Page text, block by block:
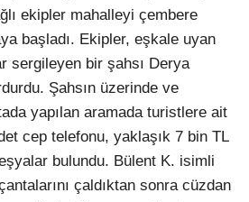
ekipler mahalleyi çembere
başladı. Ekipler, eşkale uyan
sergileyen bir şahsı Derya
Şahsın üzerinde ve
yapılan aramada turistlere ait
cep telefonu, yaklaşık 7 bin TL
bulundu. Bülent K. isimli
çaldıktan sonra cüzdan